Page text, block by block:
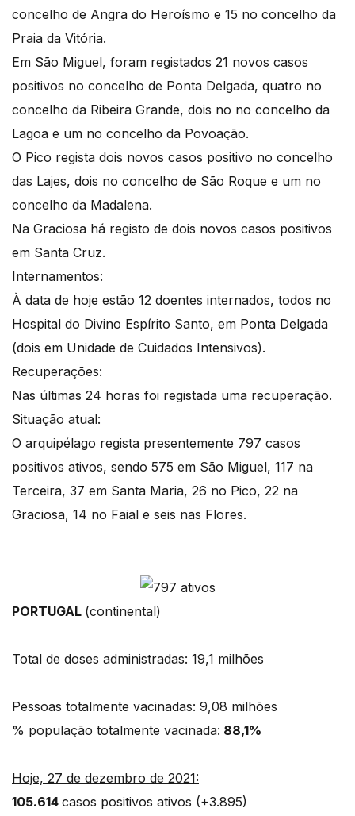
concelho de Angra do Heroísmo e 15 no concelho da
Praia da Vitória.
Em São Miguel, foram registados 21 novos casos
positivos no concelho de Ponta Delgada, quatro no
concelho da Ribeira Grande, dois no no concelho da
Lagoa e um no concelho da Povoação.
O Pico regista dois novos casos positivo no concelho
das Lajes, dois no concelho de São Roque e um no
concelho da Madalena.
Na Graciosa há registo de dois novos casos positivos
em Santa Cruz.
Internamentos:
À data de hoje estão 12 doentes internados, todos no
Hospital do Divino Espírito Santo, em Ponta Delgada
(dois em Unidade de Cuidados Intensivos).
Recuperações:
Nas últimas 24 horas foi registada uma recuperação.
Situação atual:
O arquipélago regista presentemente 797 casos
positivos ativos, sendo 575 em São Miguel, 117 na
Terceira, 37 em Santa Maria, 26 no Pico, 22 na
Graciosa, 14 no Faial e seis nas Flores.
PORTUGAL (continental)
Total de doses administradas: 19,1 milhões
Pessoas totalmente vacinadas: 9,08 milhões
% população totalmente vacinada: 88,1%
Hoje, 27 de dezembro de 2021:
105.614 casos positivos ativos (+3.895)